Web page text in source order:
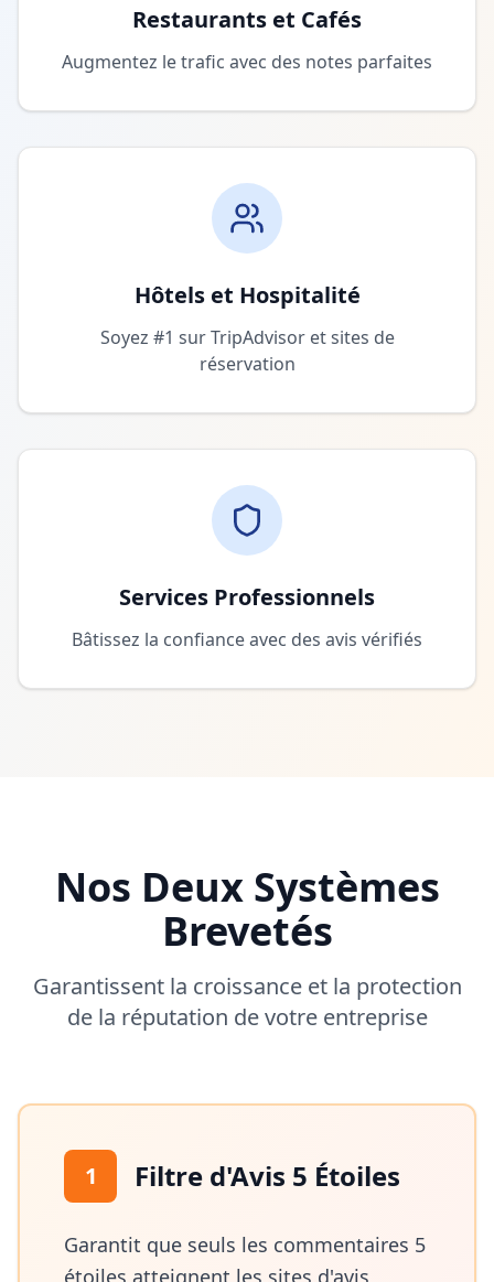
Restaurants et Cafés
Augmentez le trafic avec des notes parfaites
Hôtels et Hospitalité
Soyez #1 sur TripAdvisor et sites de
réservation
Services Professionnels
Bâtissez la confiance avec des avis vérifiés
Nos Deux Systèmes
Brevetés
Garantissent la croissance et la protection
de la réputation de votre entreprise
1 Filtre d'Avis 5 Étoiles
Garantit que seuls les commentaires 5
étoiles atteignent les sites d'avis